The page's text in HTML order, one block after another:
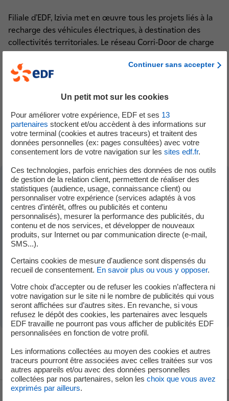
Stratégie énergetique (8)
La garantie réglementaire (4)
Filiale d’EDF, Izivia met en œuvre tous les projets liés à la
recharge des véhicules électriques, à destination des
collectivités territoriales. Le réseau Corri-Door de charge
rapide d’Izivia couvre la totalité des régions françaises. Il
permet aux utilisateurs de recharger leur batterie en
moins de 30 minutes sur les axes autoroutiers du pays.
Toutes ces bornes sont alimentées par une électricité
100% renouvelable fournie par EDF. Le matériel installé
par Izivia est compatible avec tous les véhicules
électriques du marché.
Dans la même sous-catégorie "Mobilité
électrique"
Comment développer la mobilité électrique dans
votre ville ?
Qu’est-ce que le réseau Corri-Door ?
Continuer sans accepter
Un petit mot sur les cookies
Pour améliorer votre expérience, EDF et ses 13
partenaires stockent et/ou accèdent à des informations sur
votre terminal (cookies et autres traceurs) et traitent des
données personnelles (ex: pages consultées) avec votre
consentement lors de votre navigation sur les sites edf.fr.
Ces technologies, parfois enrichies des données de nos outils
de gestion de la relation client, permettent de réaliser des
statistiques (audience, usage, connaissance client) ou
personnaliser votre expérience (services adaptés à vos
centres d’intérêt, offres ou publicités et contenu
personnalisés), mesurer la performance des publicités, du
contenu et de nos services, et développer de nouveaux
produits, sur Internet ou par communication directe (e-mail,
SMS...).
Certains cookies de mesure d'audience sont dispensés du
recueil de consentement. En savoir plus ou vous y opposer.
Votre choix d’accepter ou de refuser les cookies n’affectera ni
votre navigation sur le site ni le nombre de publicités qui vous
seront affichées sur d’autres sites. En revanche, si vous
refusez le dépôt des cookies, les partenaires avec lesquels
EDF travaille ne pourront pas vous afficher de publicités EDF
personnalisées en fonction de votre profil.
Les informations collectées au moyen des cookies et autres
traceurs pourront être associées avec celles traitées sur vos
autres appareils et/ou avec des données personnelles
collectées par nos partenaires, selon les choix que vous avez
exprimés par ailleurs.